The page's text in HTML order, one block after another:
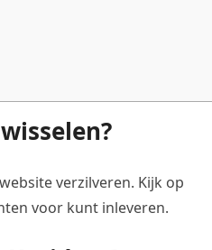
verzilveren. Kijk op
voor kunt inleveren.